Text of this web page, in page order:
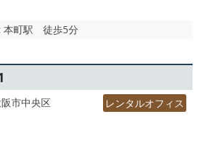
本町駅 徒歩5分
市中央区 レンタルオフィス